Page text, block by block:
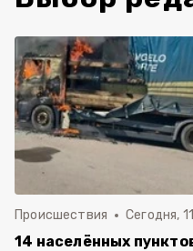
Происшествия Сегодня,
14 населённых